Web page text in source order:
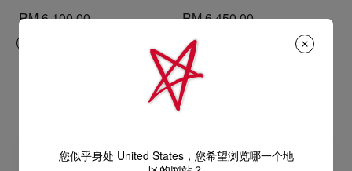
RM 6.100,00 RM 6.450,00
您似乎身处 United States，您希望浏览哪一个地